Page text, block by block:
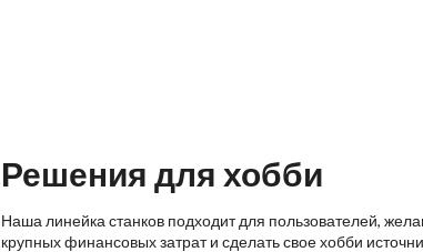
Решения для хобби
Наша линейка станков подходит для пользователей,
крупных финансовых затрат и сделать свое хобби